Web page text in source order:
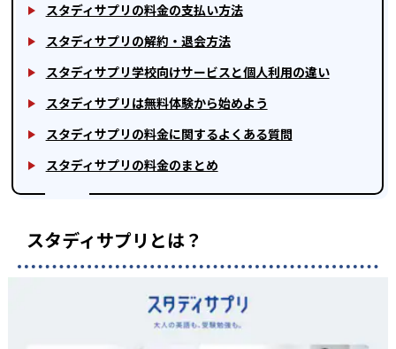
スタディサプリの料金の支払い方法
スタディサプリの解約・退会方法
スタディサプリ学校向けサービスと個人利用の違い
スタディサプリは無料体験から始めよう
スタディサプリの料金に関するよくある質問
スタディサプリの料金のまとめ
スタディサプリとは？